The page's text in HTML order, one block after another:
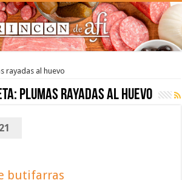
rayadas al huevo
plumas rayadas al huevo
butifarras